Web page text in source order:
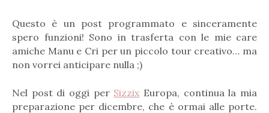
Questo è un post programmato e sinceramente
spero funzioni! Sono in trasferta con le mie care
amiche Manu e Cri per un piccolo tour creativo… ma
non vorrei anticipare nulla ;)
Nel post di oggi per Sizzix Europa, continua la mia
preparazione per dicembre, che è ormai alle porte.